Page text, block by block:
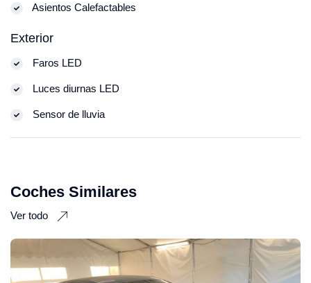
Asientos Calefactables
Exterior
Faros LED
Luces diurnas LED
Sensor de lluvia
Coches Similares
Ver todo